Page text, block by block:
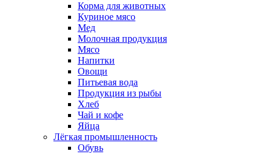
Корма для животных
Куриное мясо
Мед
Молочная продукция
Мясо
Напитки
Овощи
Питьевая вода
Продукция из рыбы
Хлеб
Чай и кофе
Яйца
Лёгкая промышленность
Обувь